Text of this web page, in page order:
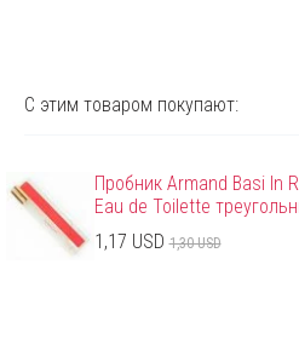
С этим товаром покупают:
Пробник Armand Basi In
Eau de Toilette
1,17 USD1,30 USD